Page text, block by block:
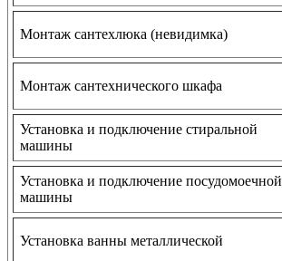
Монтаж сантехлюка (невидимка)
Монтаж сантехнического шкафа
Установка и подключение стиральной
машины
Установка и подключение посудомоечной
машины
Установка ванны металлической